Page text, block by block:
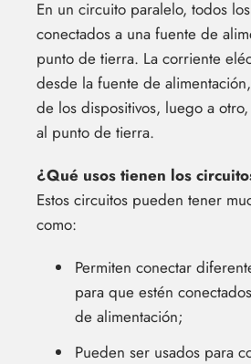
En un circuito paralelo, todos
conectados a una fuente de
punto de tierra. La corriente
desde la fuente de
de los dispositivos, luego a
al punto de tierra.
¿Qué usos tienen los
Estos circuitos pueden tener
como:
Permiten conectar
para que estén
de alimentación;
Pueden ser usados para